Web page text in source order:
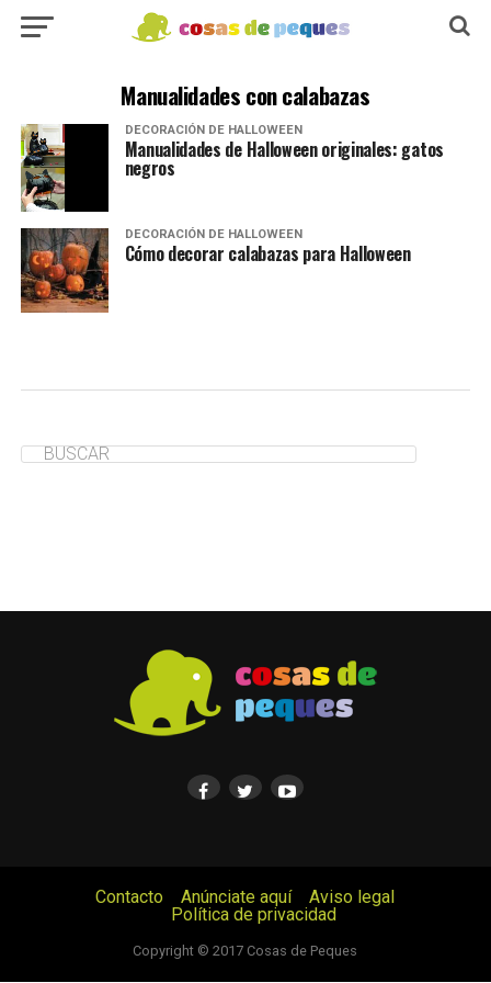
Manualidades con calabazas
DECORACIÓN DE HALLOWEEN
Manualidades de Halloween originales: gatos
negros
DECORACIÓN DE HALLOWEEN
Cómo decorar calabazas para Halloween
Contacto Anúnciate aquí
Aviso legal
Política de privacidad
Copyright © 2017 Cosas de Peques